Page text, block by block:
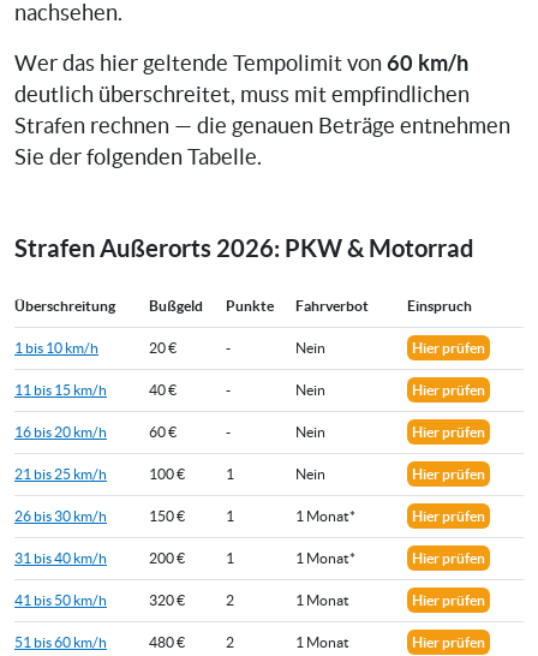
nachsehen.
Wer das hier geltende Tempolimit von 60 km/h
deutlich überschreitet, muss mit empfindlichen
Strafen rechnen — die genauen Beträge entnehmen
Sie der folgenden Tabelle.
Strafen Außerorts 2026: PKW & Motorrad
Überschreitung Bußgeld Punkte Fahrverbot Einspruch
1 bis 10 km/h 20 € - Nein Hier prüfen
11 bis 15 km/h 40 € - Nein Hier prüfen
16 bis 20 km/h 60 € - Nein Hier prüfen
21 bis 25 km/h 100 € 1 Nein Hier prüfen
26 bis 30 km/h 150 € 1 1 Monat* Hier prüfen
31 bis 40 km/h 200 € 1 1 Monat* Hier prüfen
41 bis 50 km/h 320 € 2 1 Monat Hier prüfen
51 bis 60 km/h 480 € 2 1 Monat Hier prüfen